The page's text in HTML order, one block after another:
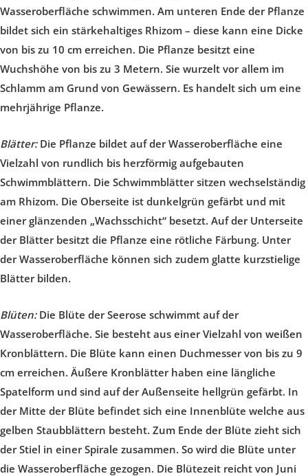
Wasseroberfläche schwimmen. Am unteren Ende der Pflanze
bildet sich ein stärkehaltiges Rhizom – diese kann eine Dicke
von bis zu 10 cm erreichen. Die Pflanze besitzt eine
Wuchshöhe von bis zu 3 Metern. Sie wurzelt vor allem im
Schlamm am Grund von Gewässern. Es handelt sich um eine
mehrjährige Pflanze.
Blätter:Die Pflanze bildet auf der Wasseroberfläche eine
Vielzahl von rundlich bis herzförmig aufgebauten
Schwimmblättern. Die Schwimmblätter sitzen wechselständig
am Rhizom. Die Oberseite ist dunkelgrün gefärbt und mit
einer glänzenden „Wachsschicht“ besetzt. Auf der Unterseite
der Blätter besitzt die Pflanze eine rötliche Färbung. Unter
der Wasseroberfläche können sich zudem glatte kurzstielige
Blätter bilden.
Blüten:Die Blüte der Seerose schwimmt auf der
Wasseroberfläche. Sie besteht aus einer Vielzahl von weißen
Kronblättern. Die Blüte kann einen Duchmesser von bis zu 9
cm erreichen. Äußere Kronblätter haben eine längliche
Spatelform und sind auf der Außenseite hellgrün gefärbt. In
der Mitte der Blüte befindet sich eine Innenblüte welche aus
gelben Staubblättern besteht. Zum Ende der Blüte zieht sich
der Stiel in einer Spirale zusammen. So wird die Blüte unter
die Wasseroberfläche gezogen. Die Blütezeit reicht von Juni